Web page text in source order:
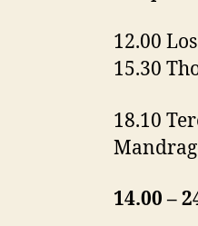
12.00
15.30
18.10
14.00 –